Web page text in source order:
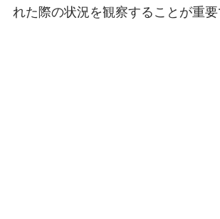
れた際の状況を観察することが重要